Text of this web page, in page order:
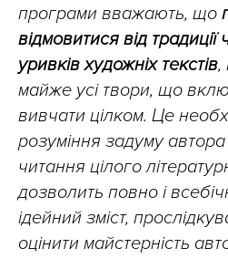
програми вважають, що
відмовитися від
уривків художніх текстів,
майже усі твори, що
вивчати цілком. Це
розуміння задуму
читання цілого
дозволить повно і
ідейний зміст,
оцінити майстерність